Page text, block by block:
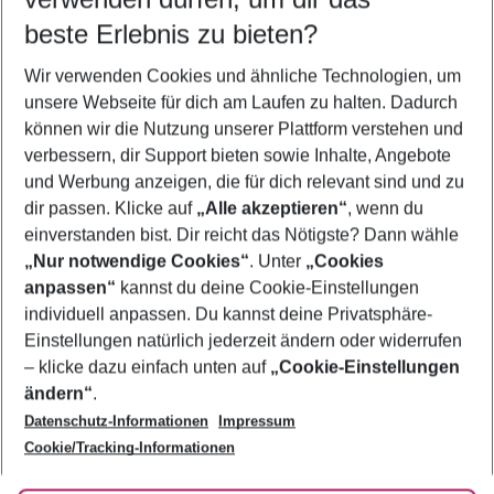
5-8 Nächte
2 Erwachsene Keine Kinder
Mehr Filter anzeigen
Footer
Footer navigation
Über uns
AGB
Bestpreisgarantie
Cookie-Einstellungen ändern
Cookie-Richtlinie
Agenturbetreuung
Barrierefreies Reisen
Folge uns
beste Erlebnis zu bieten?
Wir verwenden Cookies und ähnliche Technologien, um
unsere Webseite für dich am Laufen zu halten. Dadurch
können wir die Nutzung unserer Plattform verstehen und
verbessern, dir Support bieten sowie Inhalte, Angebote
und Werbung anzeigen, die für dich relevant sind und zu
dir passen. Klicke auf „Alle akzeptieren“, wenn du
einverstanden bist. Dir reicht das Nötigste? Dann wähle
„Nur notwendige Cookies“. Unter „Cookies
anpassen“ kannst du deine Cookie-Einstellungen
individuell anpassen. Du kannst deine Privatsphäre-
Einstellungen natürlich jederzeit ändern oder widerrufen
– klicke dazu einfach unten auf „Cookie-Einstellungen
ändern“.
Datenschutz-Informationen
Impressum
Cookie/Tracking-Informationen